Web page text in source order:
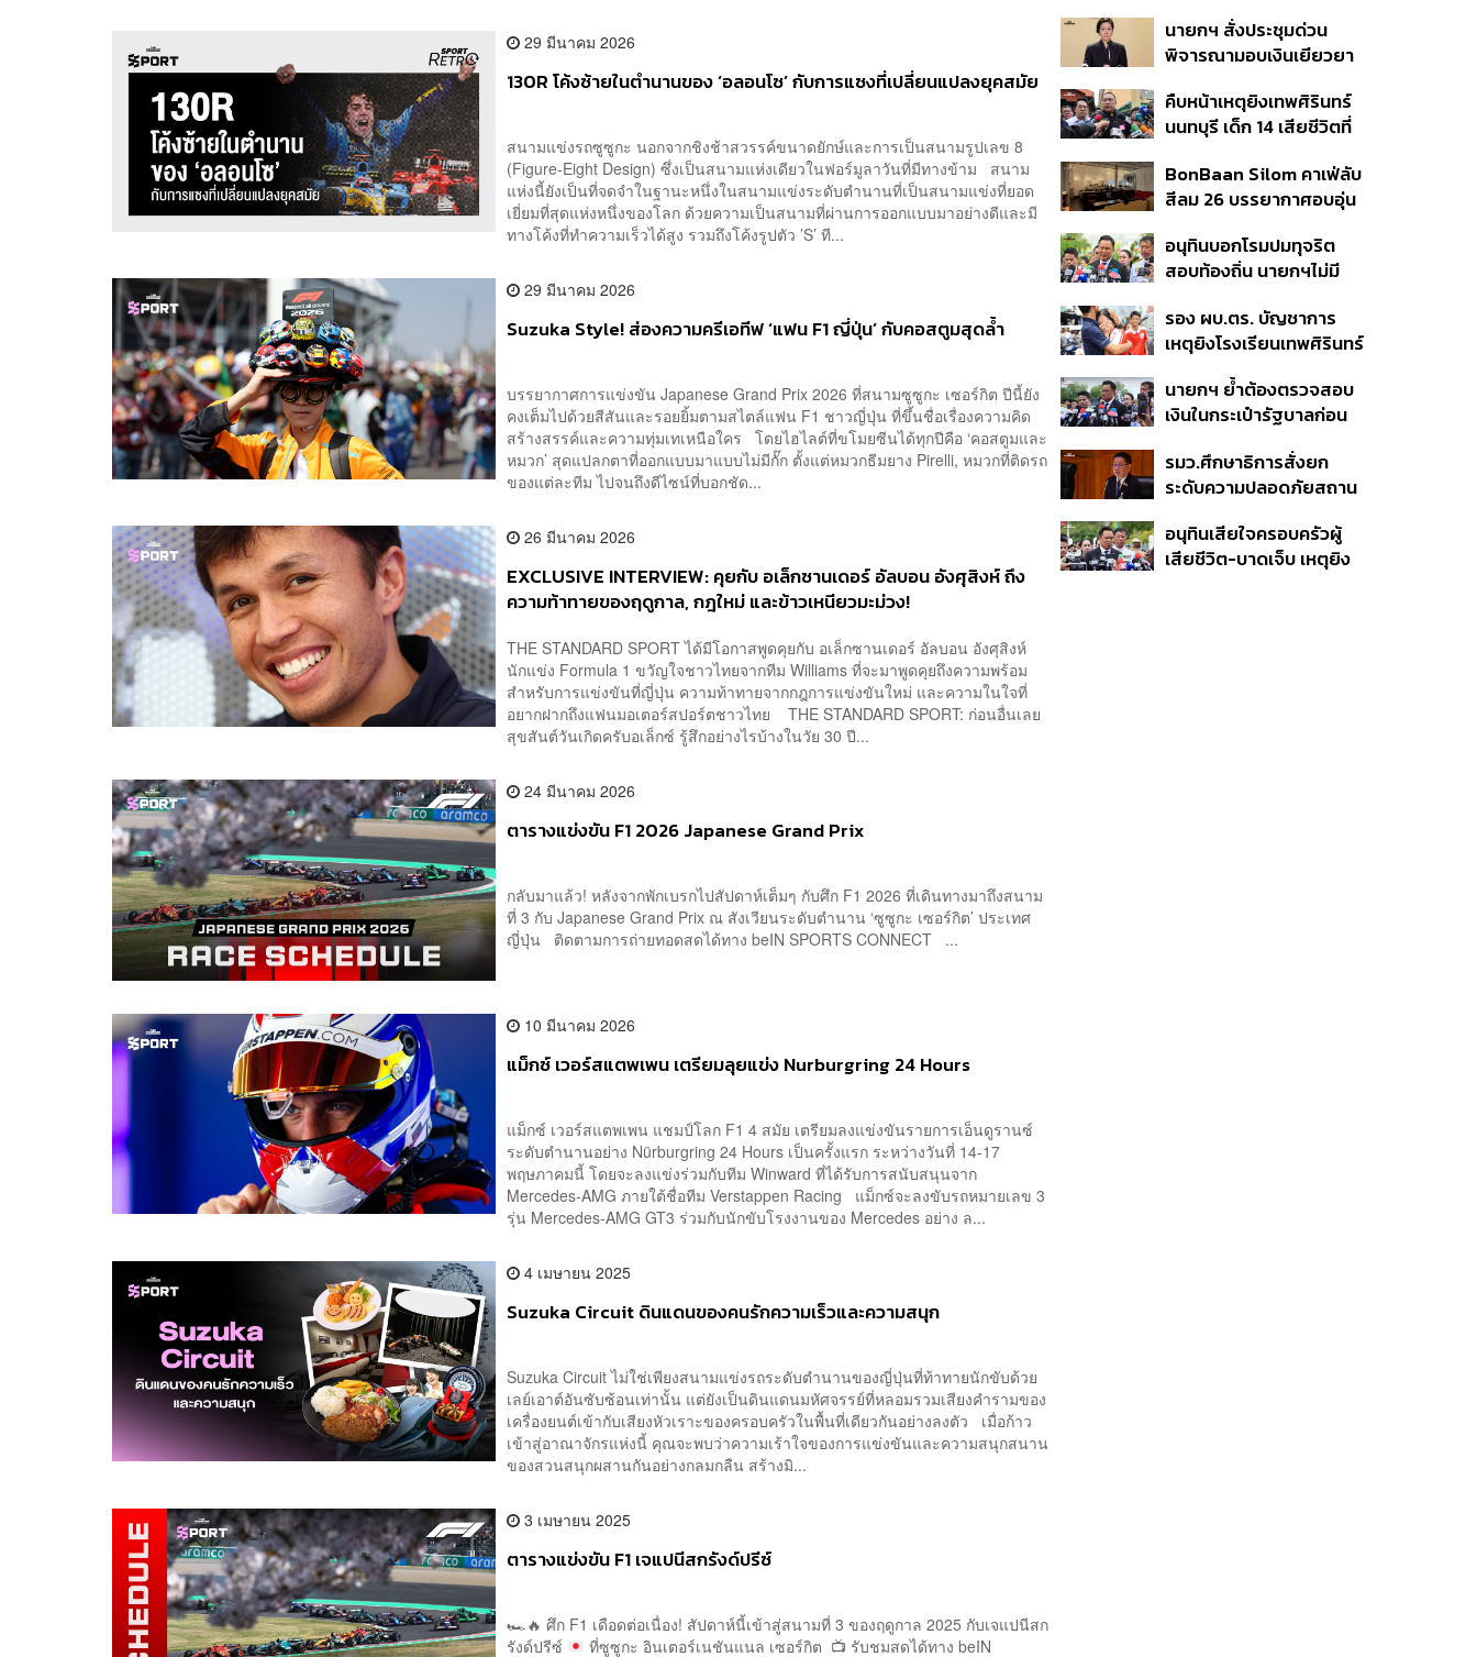
29 มีนาคม 2026
130R โค้งซ้ายในตำนานของ ‘อลอนโซ’ กับการแซงที่เปลี่ยนแปลงยุคสมัย
สนามแข่งรถซูซูกะ นอกจากชิงช้าสวรรค์ขนาดยักษ์และการเป็นสนามรูปเลข 8
(Figure-Eight Design) ซึ่งเป็นสนามแห่งเดียวในฟอร์มูลาวันที่มีทางข้าม สนาม
แห่งนี้ยังเป็นที่จดจำในฐานะหนึ่งในสนามแข่งระดับตำนานที่เป็นสนามแข่งที่ยอด
เยี่ยมที่สุดแห่งหนึ่งของโลก ด้วยความเป็นสนามที่ผ่านการออกแบบมาอย่างดีและมี
ทางโค้งที่ทำความเร็วได้สูง รวมถึงโค้งรูปตัว ’S’ ที...
29 มีนาคม 2026
Suzuka Style! ส่องความครีเอทีฟ ‘แฟน F1 ญี่ปุ่น’ กับคอสตูมสุดล้ำ
บรรยากาศการแข่งขัน Japanese Grand Prix 2026 ที่สนามซูซูกะ เซอร์กิต ปีนี้ยัง
คงเต็มไปด้วยสีสันและรอยยิ้มตามสไตล์แฟน F1 ชาวญี่ปุ่น ที่ขึ้นชื่อเรื่องความคิด
สร้างสรรค์และความทุ่มเทเหนือใคร โดยไฮไลต์ที่ขโมยซีนได้ทุกปีคือ ‘คอสตูมและ
หมวก’ สุดแปลกตาที่ออกแบบมาแบบไม่มีกั๊ก ตั้งแต่หมวกธีมยาง Pirelli, หมวกที่ติดรถ
ของแต่ละทีม ไปจนถึงดีไซน์ที่บอกชัด...
26 มีนาคม 2026
EXCLUSIVE INTERVIEW: คุยกับ อเล็กซานเดอร์ อัลบอน อังศุสิงห์ ถึง
ความท้าทายของฤดูกาล, กฎใหม่ และข้าวเหนียวมะม่วง!
THE STANDARD SPORT ได้มีโอกาสพูดคุยกับ อเล็กซานเดอร์ อัลบอน อังศุสิงห์
นักแข่ง Formula 1 ขวัญใจชาวไทยจากทีม Williams ที่จะมาพูดคุยถึงความพร้อม
สำหรับการแข่งขันที่ญี่ปุ่น ความท้าทายจากกฎการแข่งขันใหม่ และความในใจที่
อยากฝากถึงแฟนมอเตอร์สปอร์ตชาวไทย THE STANDARD SPORT: ก่อนอื่นเลย
สุขสันต์วันเกิดครับอเล็กซ์ รู้สึกอย่างไรบ้างในวัย 30 ปี...
24 มีนาคม 2026
ตารางแข่งขัน F1 2026 Japanese Grand Prix
กลับมาแล้ว! หลังจากพักเบรกไปสัปดาห์เต็มๆ กับศึก F1 2026 ที่เดินทางมาถึงสนาม
ที่ 3 กับ Japanese Grand Prix ณ สังเวียนระดับตำนาน ‘ซูซูกะ เซอร์กิต’ ประเทศ
ญี่ปุ่น ติดตามการถ่ายทอดสดได้ทาง beIN SPORTS CONNECT ...
10 มีนาคม 2026
แม็กซ์ เวอร์สแตพเพน เตรียมลุยแข่ง Nurburgring 24 Hours
แม็กซ์ เวอร์สแตพเพน แชมป์โลก F1 4 สมัย เตรียมลงแข่งขันรายการเอ็นดูรานซ์
ระดับตำนานอย่าง Nürburgring 24 Hours เป็นครั้งแรก ระหว่างวันที่ 14-17
พฤษภาคมนี้ โดยจะลงแข่งร่วมกับทีม Winward ที่ได้รับการสนับสนุนจาก
Mercedes-AMG ภายใต้ชื่อทีม Verstappen Racing แม็กซ์จะลงขับรถหมายเลข 3
รุ่น Mercedes-AMG GT3 ร่วมกับนักขับโรงงานของ Mercedes อย่าง ล...
4 เมษายน 2025
Suzuka Circuit ดินแดนของคนรักความเร็วและความสนุก
Suzuka Circuit ไม่ใช่เพียงสนามแข่งรถระดับตำนานของญี่ปุ่นที่ท้าทายนักขับด้วย
เลย์เอาต์อันซับซ้อนเท่านั้น แต่ยังเป็นดินแดนมหัศจรรย์ที่หลอมรวมเสียงคำรามของ
เครื่องยนต์เข้ากับเสียงหัวเราะของครอบครัวในพื้นที่เดียวกันอย่างลงตัว เมื่อก้าว
เข้าสู่อาณาจักรแห่งนี้ คุณจะพบว่าความเร้าใจของการแข่งขันและความสนุกสนาน
ของสวนสนุกผสานกันอย่างกลมกลืน สร้างมิ...
3 เมษายน 2025
ตารางแข่งขัน F1 เจแปนีสกรังด์ปรีซ์
🏎️🔥 ศึก F1 เดือดต่อเนื่อง! สัปดาห์นี้เข้าสู่สนามที่ 3 ของฤดูกาล 2025 กับเจแปนีสก
รังด์ปรีซ์
ที่ซูซูกะ อินเตอร์เนชันแนล เซอร์กิต 📺 รับชมสดได้ทาง beIN
รัฐบาลต้อนรับ ‘มิน อ่อง
หล่าย’
นายกฯ สั่งประชุมด่วน
พิจารณามอบเงินเยียวยา
ลบ. ทุพพลภาพ 7 แสนบาท
บาดเจ็บสาหัส 2 แสนบาท
บาท
คืบหน้าเหตุยิงเทพศิรินทร์
นนทบุรี เด็ก 14 เสียชีวิตที่
เสียชีวิต 5 ราย เจ็บ 22
ราย
BonBaan Silom คาเฟ่ลับ
สีลม 26 บรรยากาศอบอุ่น
อนุทินบอกโรมปมทุจริต
สอบท้องถิ่น นายกฯไม่มี
คนผิดมาลงโทษ
รอง ผบ.ตร. บัญชาการ
เหตุยิงโรงเรียนเทพศิรินทร์
ยืนยันไร้คนติดค้าง พบศพ
ปู่-ย่าที่บ้านพักผู้ก่อเหตุ
นายกฯ ย้ำต้องตรวจสอบ
เงินในกระเป๋ารัฐบาลก่อน
เฟส 2 หรือปรับเกณฑ์
50:50 ยันเงินคงคลัง
รมว.ศึกษาธิการสั่งยก
ระดับความปลอดภัยสถาน
แชร์เพื่อระงับพฤติกรรม
เลียนแบบ หลังเหตุยิงใน
อนุทินเสียใจครอบครัวผู้
เสียชีวิต-บาดเจ็บ เหตุยิง